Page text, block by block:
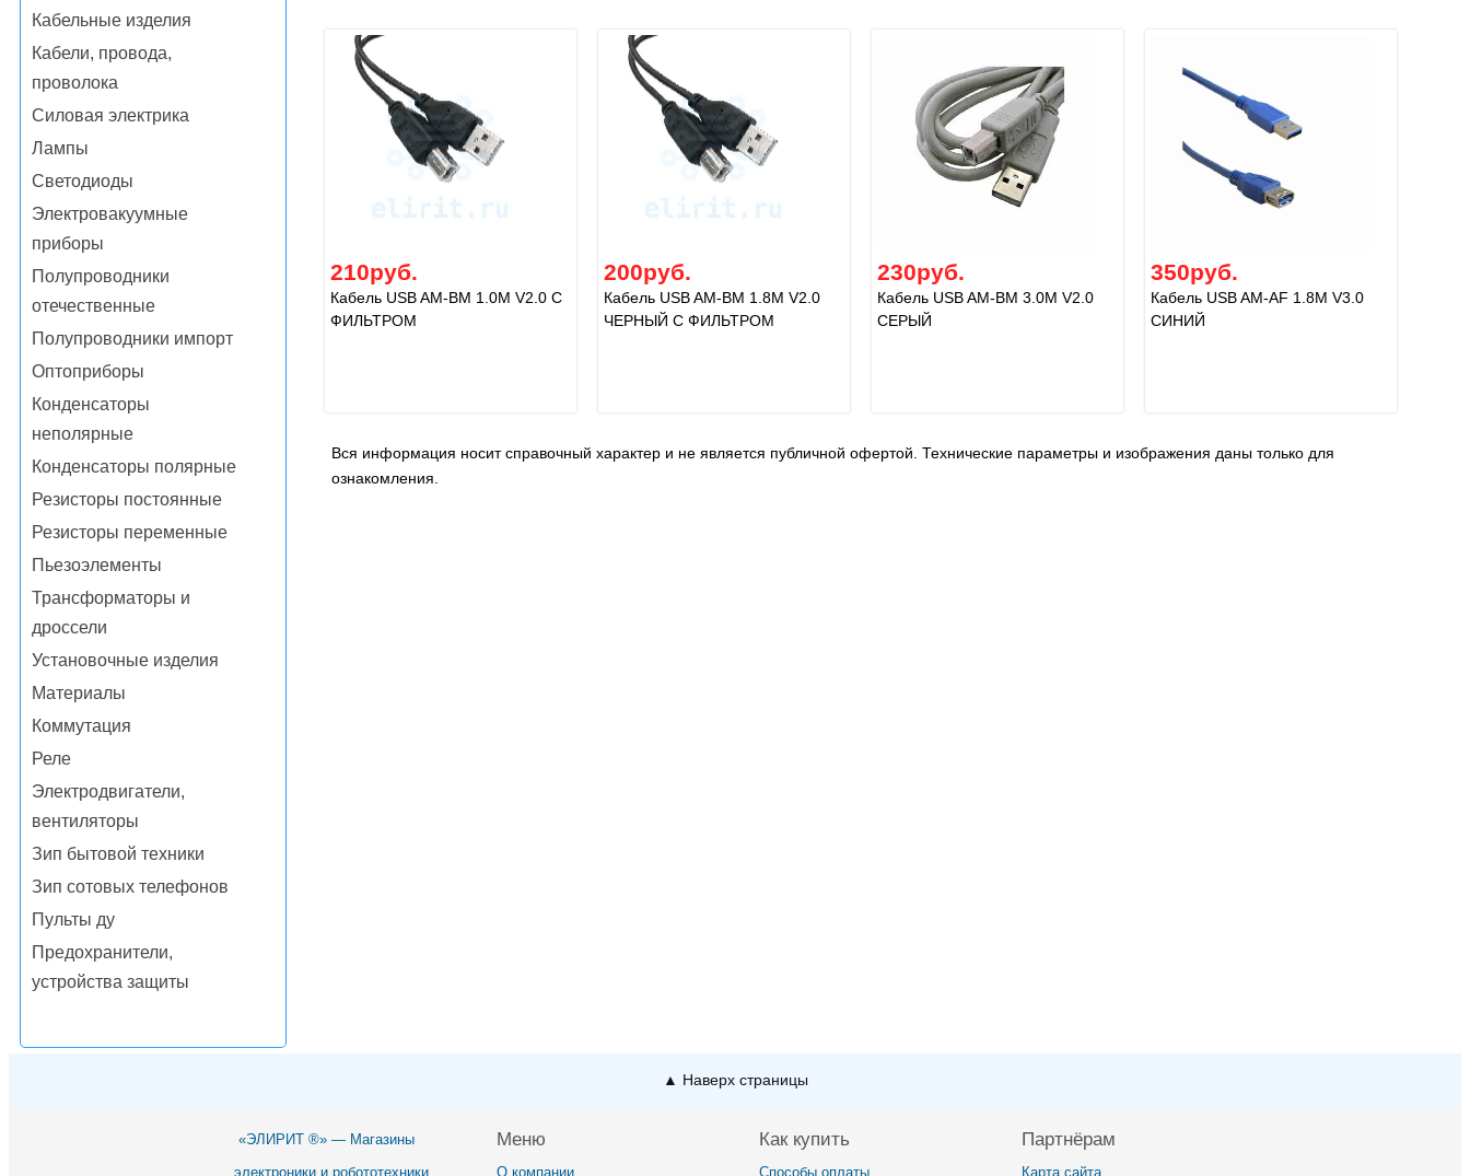
Кабельные изделия
Кабели, провода,
проволока
Силовая электрика
Лампы
Светодиоды
Электровакуумные
приборы
Полупроводники
отечественные
Полупроводники импорт
Оптоприборы
Конденсаторы
неполярные
Конденсаторы полярные
Резисторы постоянные
Резисторы переменные
Пьезоэлементы
Трансформаторы и
дроссели
Установочные изделия
Материалы
Коммутация
Реле
Электродвигатели,
вентиляторы
Зип бытовой техники
Зип сотовых телефонов
Пульты ду
Предохранители,
устройства защиты
210руб.
Кабель USB AM-BM 1.0M V2.0 С
ФИЛЬТРОМ
200руб.
Кабель USB AM-BM 1.8M V2.0
ЧЕРНЫЙ С ФИЛЬТРОМ
230руб.
Кабель USB AM-BM 3.0M V2.0
СЕРЫЙ
350руб.
Кабель USB AM-AF 1.8M V3.0
СИНИЙ
Вся информация носит справочный характер и не является публичной офертой. Технические параметры и изображения даны только для
ознакомления.
▲ Наверх страницы
«ЭЛИРИТ ®» — Магазины
электроники и робототехники
Меню
О компании
Как купить
Способы оплаты
Партнёрам
Карта сайта